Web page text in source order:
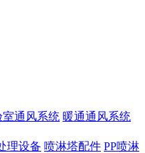
室通风系统 暖通通风系统
理设备 喷淋塔配件 PP喷淋